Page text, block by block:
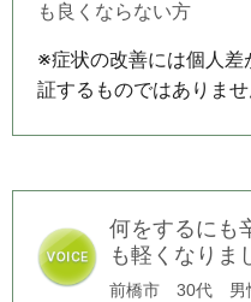
も良くならない方
※症状の改善には個人
証するものではありませ
何をするにも
も軽くなりま
前橋市 30代 男